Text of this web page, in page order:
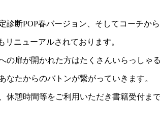
診断POP春バージョン、そしてコーチか
リニューアルされております。
の扉が開かれた方はたくさんいらっしゃる
なたからのバトンが繋がっていきます。
休憩時間等をご利用いただき書籍受付ま